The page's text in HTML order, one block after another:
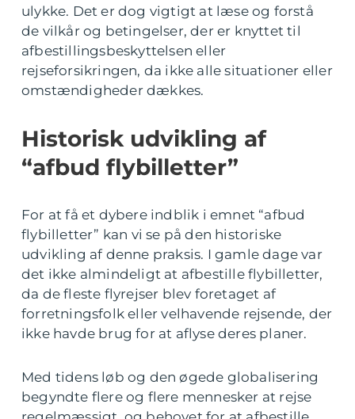
ulykke. Det er dog vigtigt at læse og forstå
de vilkår og betingelser, der er knyttet til
afbestillingsbeskyttelsen eller
rejseforsikringen, da ikke alle situationer eller
omstændigheder dækkes.
Historisk udvikling af
“afbud flybilletter”
For at få et dybere indblik i emnet “afbud
flybilletter” kan vi se på den historiske
udvikling af denne praksis. I gamle dage var
det ikke almindeligt at afbestille flybilletter,
da de fleste flyrejser blev foretaget af
forretningsfolk eller velhavende rejsende, der
ikke havde brug for at aflyse deres planer.
Med tidens løb og den øgede globalisering
begyndte flere og flere mennesker at rejse